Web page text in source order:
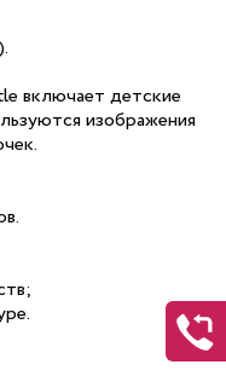
включает детские
изображения